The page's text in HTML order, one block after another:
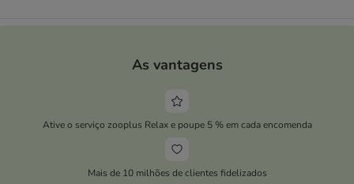
As vantagens
Ative o serviço zooplus Relax e poupe 5 % em cada encomenda
Mais de 10 milhões de clientes fidelizados